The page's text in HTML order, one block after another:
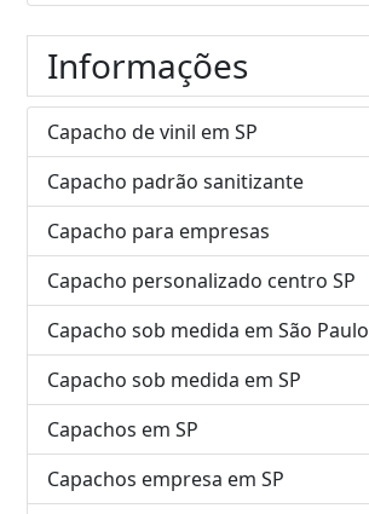
Informações
Capacho de vinil em SP
Capacho padrão sanitizante
Capacho para empresas
Capacho personalizado centro SP
Capacho sob medida em São Paulo
Capacho sob medida em SP
Capachos em SP
Capachos empresa em SP